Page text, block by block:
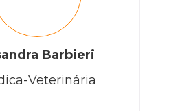
Barbieri
Veterinária